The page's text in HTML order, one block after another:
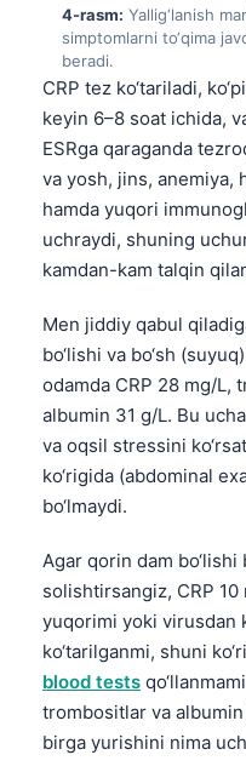
4-rasm: Yallig‘lanish
simptomlarni to‘qima
beradi.
CRP tez ko‘tariladi,
keyin 6–8 soat ichida,
ESRga qaraganda
va yosh, jins, anemiya,
hamda yuqori
uchraydi, shuning
kamdan-kam talqin
Men jiddiy qabul
bo‘lishi va bo‘sh
odamda CRP 28 mg/L,
albumin 31 g/L. Bu
va oqsil stressini
ko‘rigida (abdominal
bo‘lmaydi.
Agar qorin dam bo‘lishi
solishtirsangiz, CRP
yuqorimi yoki virusdan
ko‘tarilganmi, shuni
blood tests
trombositlar va albumin
birga yurishini nima